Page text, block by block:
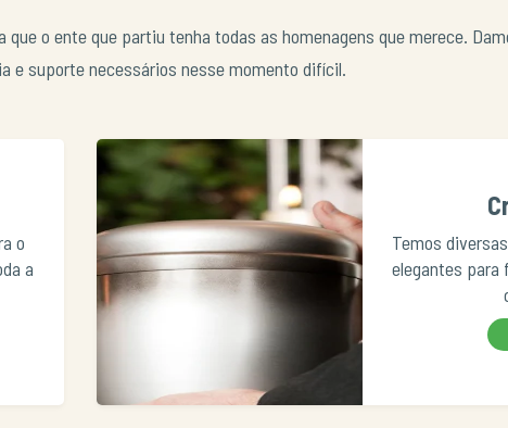
o ente que partiu tenha todas as homenagens que merece.
e suporte necessários nesse momento difícil.
o
a
Temos
elegantes para